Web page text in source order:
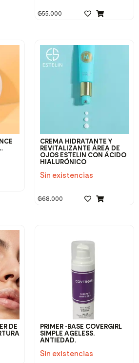
₲55.000
CREMA HIDRATANTE Y
REVITALIZANTE ÁREA DE
OJOS ESTELIN CON ÁCIDO
HIALURÓNICO
Sin existencias
₲68.000
DE
PRIMER -BASE COVERGIRL
SIMPLE AGELESS.
ANTIEDAD.
Sin existencias